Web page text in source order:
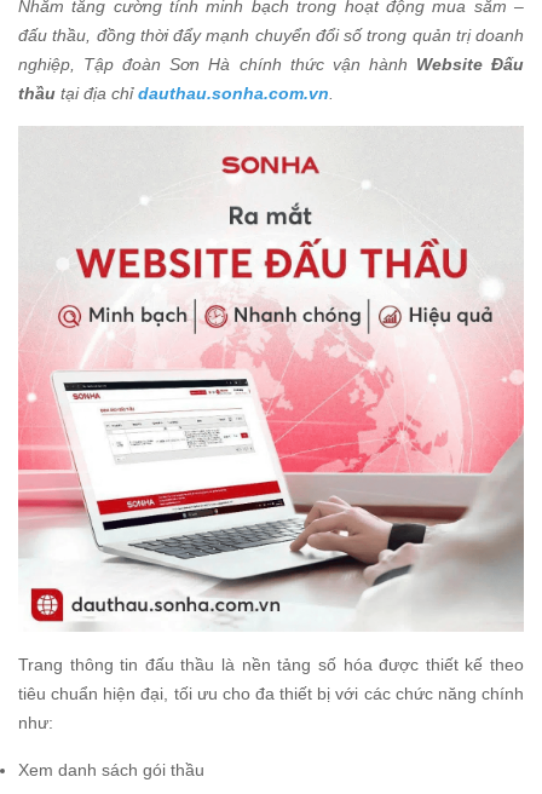
Nhằm tăng cường tính minh bạch trong hoạt động mua sắm –
đấu thầu, đồng thời đẩy mạnh chuyển đổi số trong quản trị doanh
nghiệp, Tập đoàn Sơn Hà chính thức vận hành Website Đấu
thầu tại địa chỉdauthau.sonha.com.vn
Trang thông tin đấu thầu là nền tảng số hóa được thiết kế theo
tiêu chuẩn hiện đại, tối ưu cho đa thiết bị với các chức năng chính
như:
Xem danh sách gói thầu